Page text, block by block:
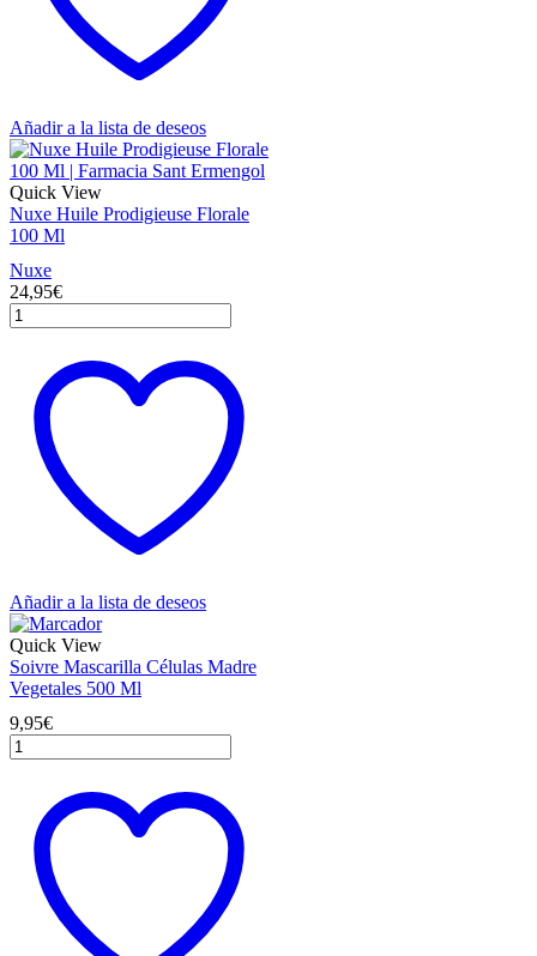
Añadir a la lista de deseos
Quick View
Nuxe Huile Prodigieuse Florale
100 Ml
Nuxe
24,95€
Nuxe
Huile
Florale
100
cantidad
Añadir a la lista de deseos
Quick View
Soivre Mascarilla Células Madre
Vegetales 500 Ml
9,95€
Soivre
Mascarilla
Madre
Vegetales
500
cantidad